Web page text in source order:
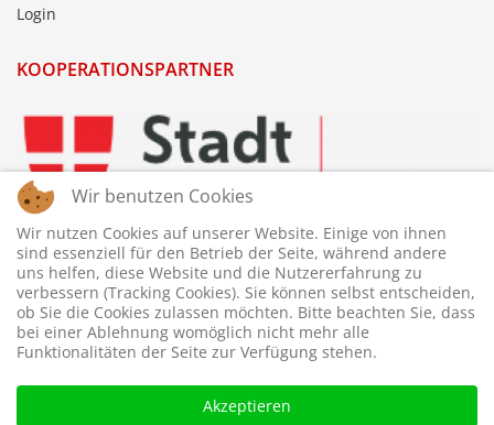
Login
KOOPERATIONSPARTNER
Wir benutzen Cookies
Wir nutzen Cookies auf unserer Website. Einige von ihnen
sind essenziell für den Betrieb der Seite, während andere
uns helfen, diese Website und die Nutzererfahrung zu
verbessern (Tracking Cookies). Sie können selbst entscheiden,
ob Sie die Cookies zulassen möchten. Bitte beachten Sie, dass
bei einer Ablehnung womöglich nicht mehr alle
Funktionalitäten der Seite zur Verfügung stehen.
Akzeptieren